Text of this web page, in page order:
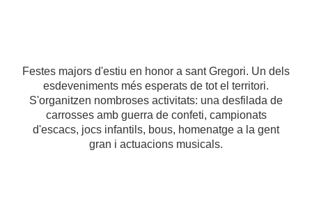
Festes majors d'estiu en honor a sant Gregori. Un dels
esdeveniments més esperats de tot el territori.
S'organitzen nombroses activitats: una desfilada de
carrosses amb guerra de confeti, campionats
d'escacs, jocs infantils, bous, homenatge a la gent
gran i actuacions musicals.